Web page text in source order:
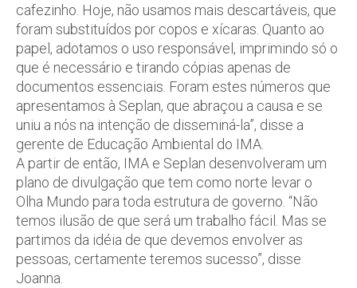
cafezinho. Hoje, não usamos mais descartáveis, que
foram substituídos por copos e xícaras. Quanto ao
papel, adotamos o uso responsável, imprimindo só o
que é necessário e tirando cópias apenas de
documentos essenciais. Foram estes números que
apresentamos à Seplan, que abraçou a causa e se
uniu a nós na intenção de disseminá-la”, disse a
gerente de Educação Ambiental do IMA.
A partir de então, IMA e Seplan desenvolveram um
plano de divulgação que tem como norte levar o
Olha Mundo para toda estrutura de governo. “Não
temos ilusão de que será um trabalho fácil. Mas se
partimos da idéia de que devemos envolver as
pessoas, certamente teremos sucesso”, disse
Joanna.